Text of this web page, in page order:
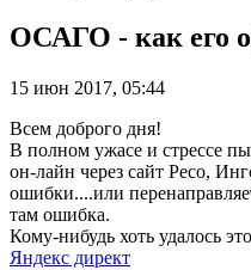
ОСАГО - как его
15 июн 2017, 05:44
Всем доброго дня!
В полном ужасе и стрессе
он-лайн через сайт Ресо,
ошибки....или
там ошибка.
Кому-нибудь хоть удалось
Яндекс директ